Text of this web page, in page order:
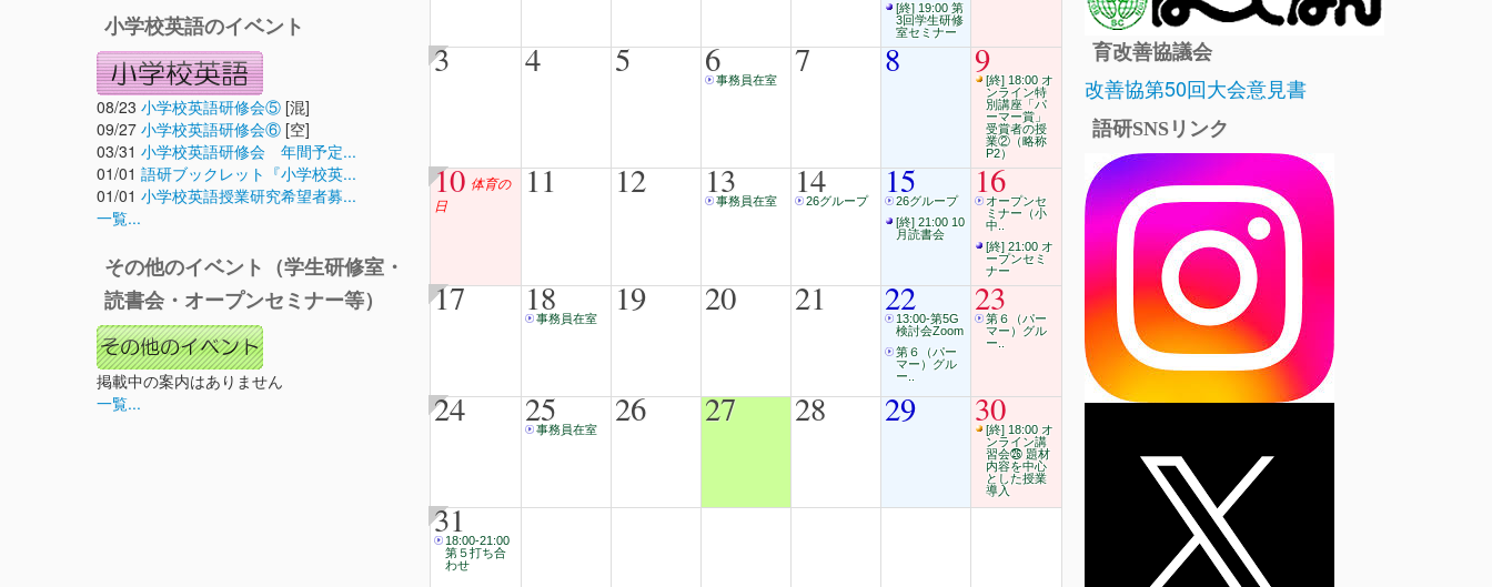
小学校英語のイベント
08/23 小学校英語研修会⑤ [混]
09/27 小学校英語研修会⑥ [空]
03/31 小学校英語研修会 年間予定...
01/01 語研ブックレット『小学校英...
01/01 小学校英語授業研究希望者募...
一覧...
その他のイベント（学生研修室・
読書会・オープンセミナー等）
掲載中の案内はありません
一覧...
[終] 19:00 第
3回学生研修
室セミナー
3 4 5 6事務員在室 7 8 9[終] 18:00 オ
ンライン特
別講座「パ
ーマー賞」
受賞者の授
業②（略称
P2）
10 体育の
日
11 12 13
事務員在室 14
26グループ 15
26グループ
[終] 21:00 10
月読書会
16
オープンセ
ミナー（小
中..
[終] 21:00 オ
ープンセミ
ナー
17 18
事務員在室 19 20 21 22
13:00-第5G
検討会Zoom
第６（パー
マー）グル
ー..
23
第６（パー
マー）グル
ー..
24 25
事務員在室 26 27 28 29 30
[終] 18:00 オ
ンライン講
習会㉖ 題材
内容を中心
とした授業
導入
31
18:00-21:00
第５打ち合
わせ
育改善協議会
改善協第50回大会意見書
語研SNSリンク